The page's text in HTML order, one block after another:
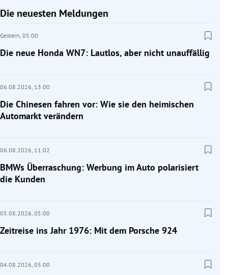
Die neuesten Meldungen
Gestern, 05:00
Die neue Honda WN7: Lautlos, aber nicht unauffällig
06.08.2026, 13:00
Die Chinesen fahren vor: Wie sie den heimischen
Automarkt verändern
06.08.2026, 11:02
BMWs Überraschung: Werbung im Auto polarisiert
die Kunden
05.08.2026, 05:00
Zeitreise ins Jahr 1976: Mit dem Porsche 924
04.08.2026, 05:00